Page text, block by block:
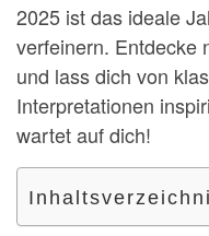
2025 ist das ideale
verfeinern. Entdecke
und lass dich von
Interpretationen
wartet auf dich!